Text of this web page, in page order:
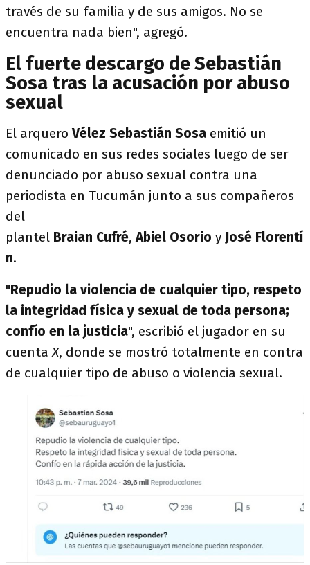
través de su familia y de sus amigos. No se
encuentra nada bien", agregó.
El fuerte descargo de Sebastián
Sosa tras la acusación por abuso
sexual
El arqueroVélez Sebastián Sosa emitió un
comunicado en sus redes sociales luego de ser
denunciado por abuso sexual contra una
periodista en Tucumán junto a sus compañeros
del
plantel Braian Cufré,Abiel Osorio y José Florentí
n.
"Repudio la violencia de cualquier tipo, respeto
la integridad física y sexual de toda persona;
confío en la justicia", escribió el jugador en su
cuentaX, donde se mostró totalmente en contra
de cualquier tipo de abuso o violencia sexual.